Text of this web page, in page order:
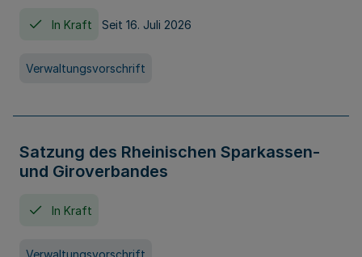
In Kraft Seit 16. Juli 2026
Verwaltungsvorschrift
Satzung des Rheinischen Sparkassen-
und Giroverbandes
In Kraft
Verwaltungsvorschrift